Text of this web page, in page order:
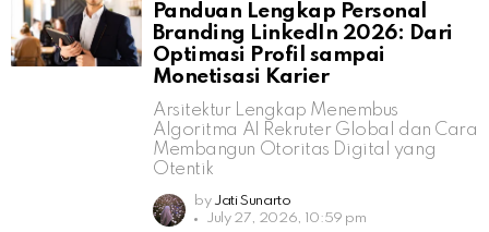
Panduan Lengkap Personal
Branding LinkedIn 2026: Dari
Optimasi Profil sampai
Monetisasi Karier
Arsitektur Lengkap Menembus
Algoritma AI Rekruter Global dan Cara
Membangun Otoritas Digital yang
Otentik
by Jati Sunarto
July 27, 2026, 10:59 pm